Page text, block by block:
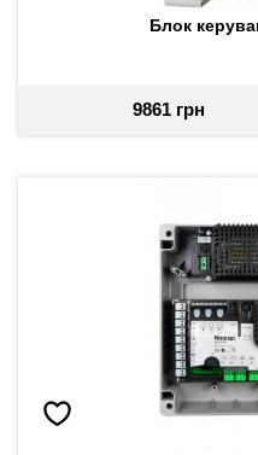
Блок
9861 грн